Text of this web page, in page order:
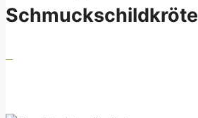
Schmuckschildkröte